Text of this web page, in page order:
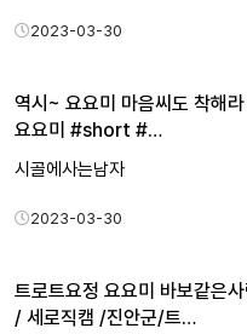
2023-03-30
역시~ 요요미 마음씨도 착해
요요미 #short #…
시골에사는남자
2023-03-30
트로트요정 요요미 바보같은
/ 세로직캠 /진안군/트…